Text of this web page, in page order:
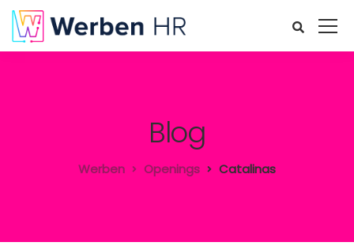
Blog
Werben Openings Catalinas